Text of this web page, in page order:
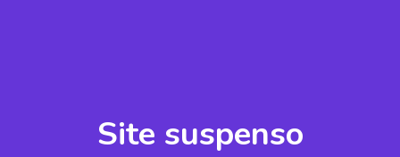
Site suspenso